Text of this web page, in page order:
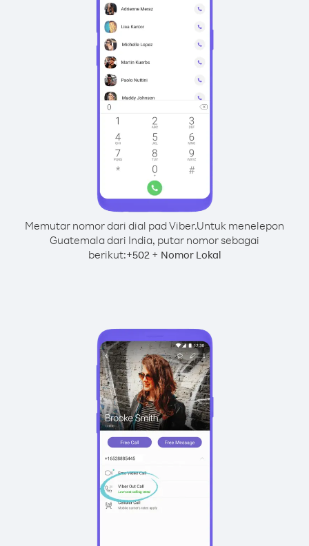
Memutar nomor dari dial pad Viber.Untuk menelepon
Guatemala dari India, putar nomor sebagai
berikut:+502+ Nomor Lokal